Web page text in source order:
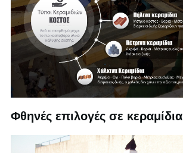
Φθηνές επιλογές σε κεραμίδια